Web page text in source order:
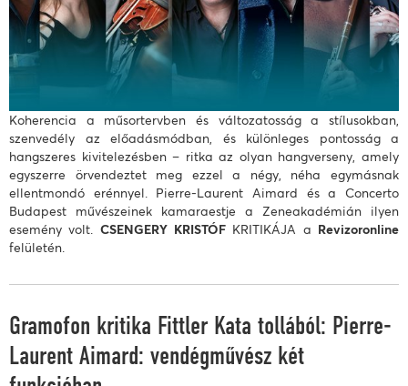
Koherencia a műsortervben és változatosság a stílusokban,
szenvedély az előadásmódban, és különleges pontosság a
hangszeres kivitelezésben – ritka az olyan hangverseny, amely
egyszerre örvendeztet meg ezzel a négy, néha egymásnak
ellentmondó erénnyel. Pierre-Laurent Aimard és a Concerto
Budapest művészeinek kamaraestje a Zeneakadémián ilyen
esemény volt. CSENGERY KRISTÓF KRITIKÁJA a Revizoronline
felületén.
Gramofon kritika Fittler Kata tollából: Pierre-
Laurent Aimard: vendégművész két